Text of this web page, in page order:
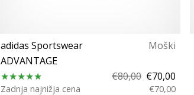
adidas Sportswear
Moški
ADVANTAGE
€80,00 €70,00
Zadnja najnižja cena €70,00